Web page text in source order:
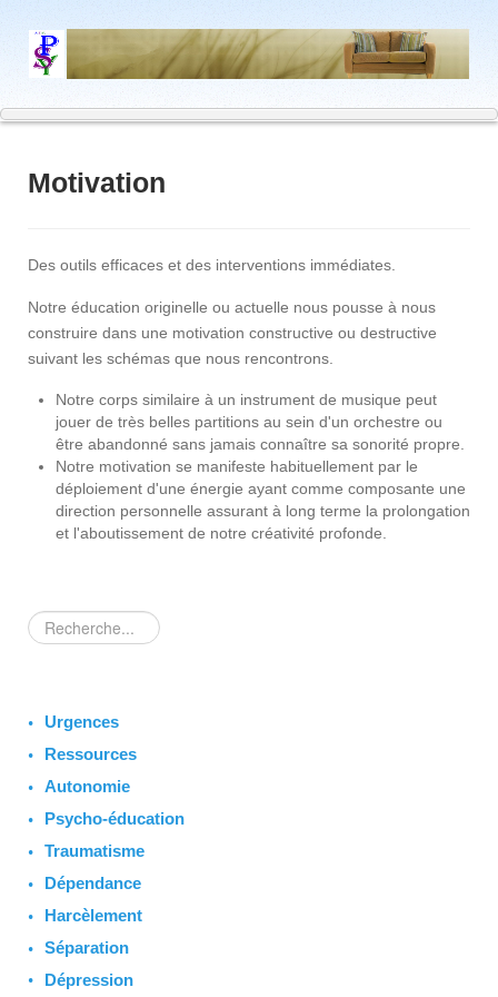
Motivation
Des outils efficaces et des interventions immédiates.
Notre éducation originelle ou actuelle nous pousse à nous
construire dans une motivation constructive ou destructive
suivant les schémas que nous rencontrons.
Notre corps similaire à un instrument de musique peut
jouer de très belles partitions au sein d'un orchestre ou
être abandonné sans jamais connaître sa sonorité propre.
Notre motivation se manifeste habituellement par le
déploiement d'une énergie ayant comme composante une
direction personnelle assurant à long terme la prolongation
et l'aboutissement de notre créativité profonde.
Rechercher
Urgences
Ressources
Autonomie
Psycho-éducation
Traumatisme
Dépendance
Harcèlement
Séparation
Dépression